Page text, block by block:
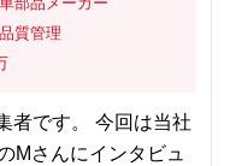
質管理
者です。 今回は当社
Mさんにインタビュ